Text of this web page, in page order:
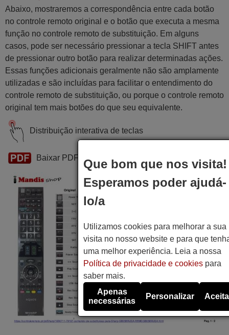
Abaixo, mostraremos a correspondência entre cada botão
no controle remoto original e o botão que executa a mesma
função no controle remoto de substituição. Em alguns
casos, pode ser necessário pressionar a tecla SHIFT antes
de pressionar outro botão para realizar determinadas ações.
Essas funções adicionais geralmente não são amplamente
utilizadas e são incluídas para facilitar o entendimento do
controle remoto de substituição, ou porque o controle remoto
original tem mais botões do que seu equivalente.
Distribuição interativa de teclas
Baixar PDF
Que bom que nos visita!
Esperamos poder ajudá-
lo/a
Utilizamos cookies para melhorar a sua
visita no nosso website e para que
uma melhor experiência. Leia a nossa
Política de privacidade e cookiespara
saber mais.
Apenas
necessárias
Personalizar